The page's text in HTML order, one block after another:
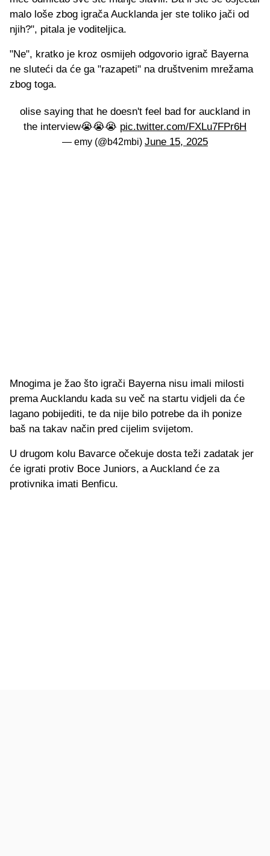
malo loše zbog igrača Aucklanda jer ste toliko jači od
njih?", pitala je voditeljica.
"Ne", kratko je kroz osmijeh odgovorio igrač Bayerna
ne sluteći da će ga "razapeti" na društvenim mrežama
zbog toga.
olise saying that he doesn't feel bad for auckland in
the interview😭😭😭 pic.twitter.com/FXLu7FPr6H
— emy (@b42mbi) June 15, 2025
Mnogima je žao što igrači Bayerna nisu imali milosti
prema Aucklandu kada su več na startu vidjeli da će
lagano pobijediti, te da nije bilo potrebe da ih ponize
baš na takav način pred cijelim svijetom.
U drugom kolu Bavarce očekuje dosta teži zadatak jer
će igrati protiv Boce Juniors, a Auckland će za
protivnika imati Benficu.